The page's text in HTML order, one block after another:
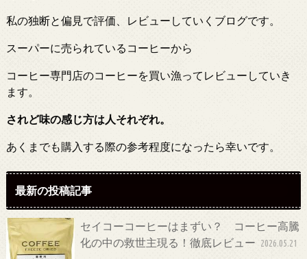
私の独断と偏見で評価、レビューしていくブログです。
スーパーに売られているコーヒーから
コーヒー専門店のコーヒーを買い漁ってレビューしていき
ます。
されど味の感じ方は人それぞれ。
あくまでも購入する際の参考程度になったら幸いです。
最新の投稿記事
セイコーコーヒーはまずい？ コーヒー高騰
化の中の救世主現る！徹底レビュー 2026.05.21